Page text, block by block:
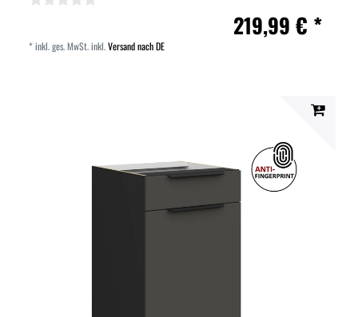
219,99 € *
*inkl. ges. MwSt.inkl.Versand nach DE